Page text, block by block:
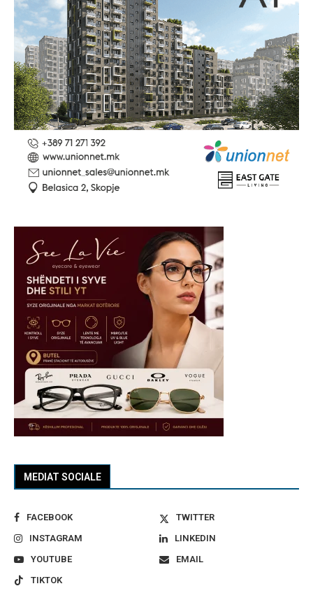
MEDIAT SOCIALE
FACEBOOK
TWITTER
INSTAGRAM
LINKEDIN
YOUTUBE
EMAIL
TIKTOK